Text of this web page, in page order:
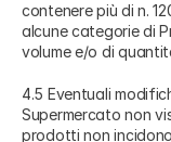
contenere più di n.
alcune categorie di
volume e/o di
4.5 Eventuali
Supermercato non
prodotti non